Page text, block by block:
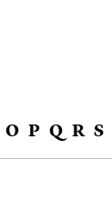
O P Q R S